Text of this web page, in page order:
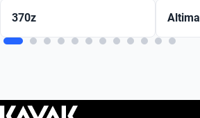
370z Altima